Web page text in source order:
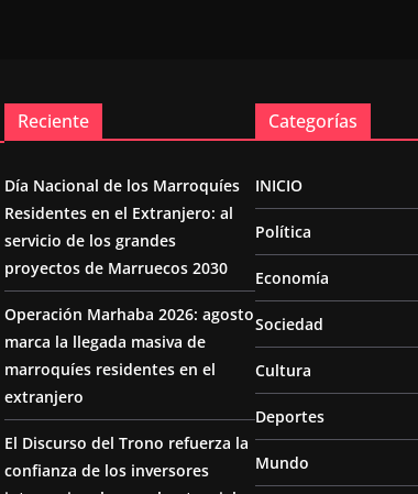
Reciente
Día Nacional de los Marroquíes
Residentes en el Extranjero: al
servicio de los grandes
proyectos de Marruecos 2030
Operación Marhaba 2026: agosto
marca la llegada masiva de
marroquíes residentes en el
extranjero
El Discurso del Trono refuerza la
confianza de los inversores
Categorías
INICIO
Política
Economía
Sociedad
Cultura
Deportes
Mundo